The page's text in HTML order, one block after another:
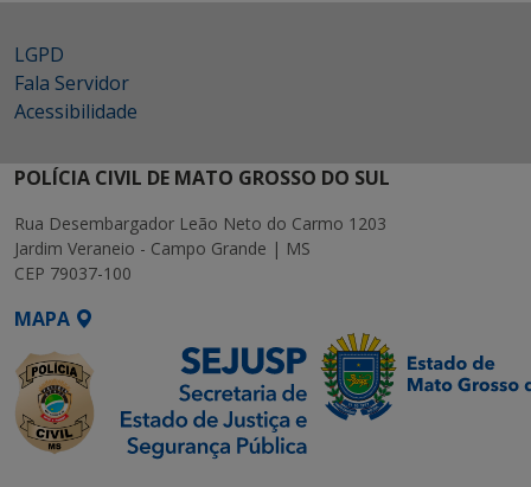
LGPD
Fala Servidor
Acessibilidade
POLÍCIA CIVIL DE MATO GROSSO DO SUL
Rua Desembargador Leão Neto do Carmo 1203
Jardim Veraneio - Campo Grande | MS
CEP 79037-100
MAPA